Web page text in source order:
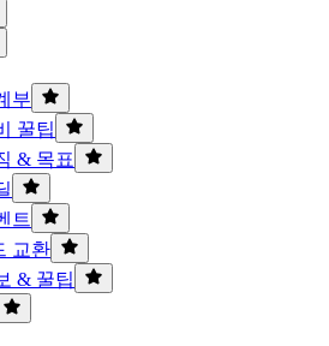
부
꿀팁
& 목표
트
교환
& 꿀팁